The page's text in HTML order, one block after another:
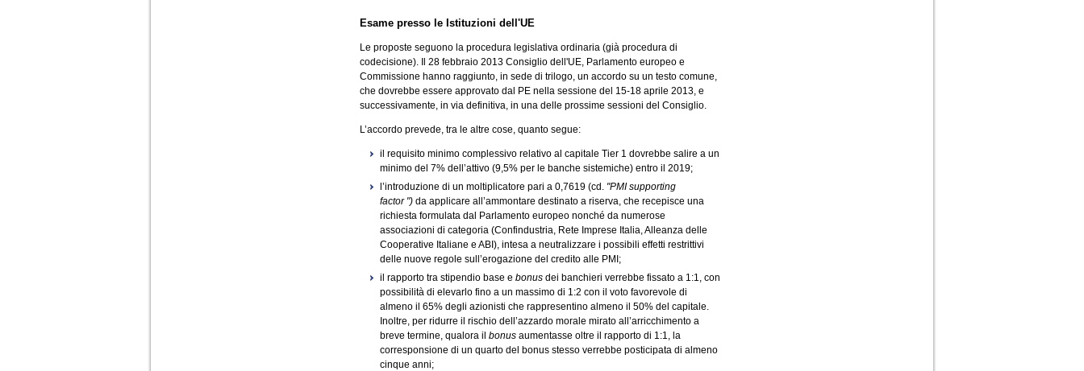
Esame presso le Istituzioni dell'UE
Le proposte seguono la procedura legislativa ordinaria (già procedura di
codecisione). Il 28 febbraio 2013 Consiglio dell'UE, Parlamento europeo e
Commissione hanno raggiunto, in sede di trilogo, un accordo su un testo comune,
che dovrebbe essere approvato dal PE nella sessione del 15-18 aprile 2013, e
successivamente, in via definitiva, in una delle prossime sessioni del Consiglio.
L’accordo prevede, tra le altre cose, quanto segue:
il requisito minimo complessivo relativo al capitale Tier 1 dovrebbe salire a un
minimo del 7% dell’attivo (9,5% per le banche sistemiche) entro il 2019;
l’introduzione di un moltiplicatore pari a 0,7619 (cd. "PMI supporting
factor ") da applicare all’ammontare destinato a riserva, che recepisce una
richiesta formulata dal Parlamento europeo nonché da numerose
associazioni di categoria (Confindustria, Rete Imprese Italia, Alleanza delle
Cooperative Italiane e ABI), intesa a neutralizzare i possibili effetti restrittivi
delle nuove regole sull’erogazione del credito alle PMI;
il rapporto tra stipendio base e bonus dei banchieri verrebbe fissato a 1:1, con
possibilità di elevarlo fino a un massimo di 1:2 con il voto favorevole di
almeno il 65% degli azionisti che rappresentino almeno il 50% del capitale.
Inoltre, per ridurre il rischio dell’azzardo morale mirato all’arricchimento a
breve termine, qualora il bonus aumentasse oltre il rapporto di 1:1, la
corresponsione di un quarto del bonus stesso verrebbe posticipata di almeno
cinque anni;